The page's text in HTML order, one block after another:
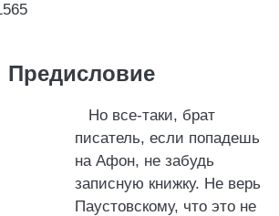
Предисловие
Но все-таки, брат
писатель, если попадешь
на Афон, не забудь
записную книжку. Не верь
Паустовскому, что это не